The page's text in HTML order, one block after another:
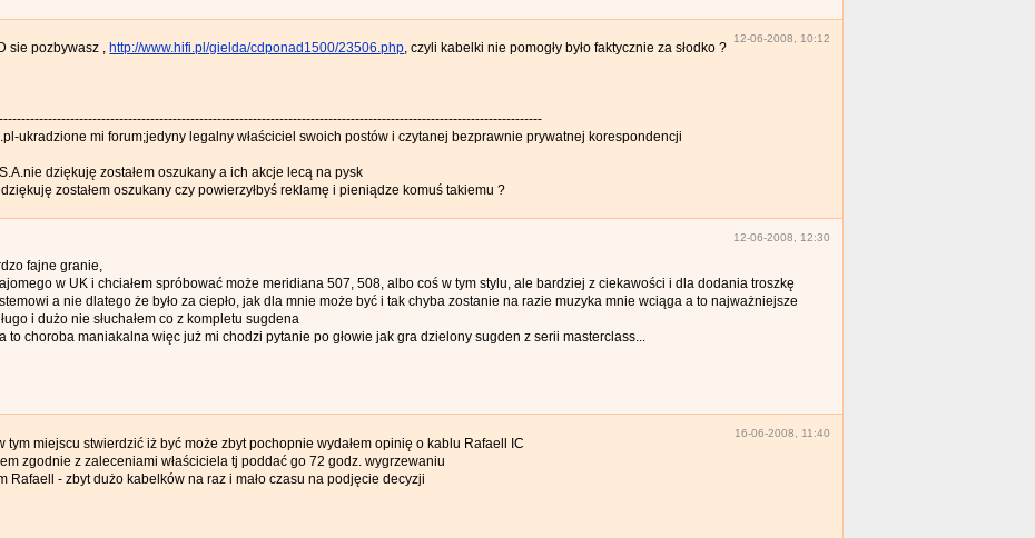
12-06-2008, 10:12
sie pozbywasz , http://www.hifi.pl/gielda/cdponad1500/23506.php, czyli kabelki nie pomogły było faktycznie za słodko ?
ukradzione mi forum;jedyny legalny właściciel swoich postów i czytanej bezprawnie prywatnej korespondencji
dziękuję zostałem oszukany a ich akcje lecą na pysk
zostałem oszukany czy powierzyłbyś reklamę i pieniądze komuś takiemu ?
12-06-2008, 12:30
fajne granie,
w UK i chciałem spróbować może meridiana 507, 508, albo coś w tym stylu, ale bardziej z ciekawości i dla dodania troszkę
a nie dlatego że było za ciepło, jak dla mnie może być i tak chyba zostanie na razie muzyka mnie wciąga a to najważniejsze
i dużo nie słuchałem co z kompletu sugdena
to choroba maniakalna więc już mi chodzi pytanie po głowie jak gra dzielony sugden z serii masterclass...
16-06-2008, 11:40
tym miejscu stwierdzić iż być może zbyt pochopnie wydałem opinię o kablu Rafaell IC
zgodnie z zaleceniami właściciela tj poddać go 72 godz. wygrzewaniu
Rafaell - zbyt dużo kabelków na raz i mało czasu na podjęcie decyzji